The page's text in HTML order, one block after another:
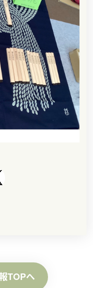
TOPへ